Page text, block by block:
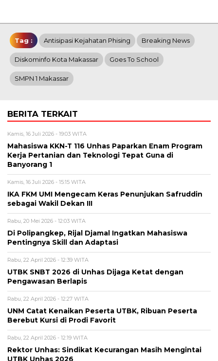
Tag : Antisipasi Kejahatan Phising Breaking News
Diskominfo Kota Makassar Goes To School
SMPN 1 Makassar
BERITA TERKAIT
Kamis, 16 Juli 2026 - 19:03 WITA
Mahasiswa KKN-T 116 Unhas Paparkan Enam Program
Kerja Pertanian dan Teknologi Tepat Guna di
Banyorang 1
Kamis, 16 Juli 2026 - 15:15 WITA
IKA FKM UMI Mengecam Keras Penunjukan Safruddin
sebagai Wakil Dekan III
Rabu, 20 Mei 2026 - 12:03 WITA
Di Polipangkep, Rijal Djamal Ingatkan Mahasiswa
Pentingnya Skill dan Adaptasi
Rabu, 22 April 2026 - 12:39 WITA
UTBK SNBT 2026 di Unhas Dijaga Ketat dengan
Pengawasan Berlapis
Rabu, 22 April 2026 - 12:27 WITA
UNM Catat Kenaikan Peserta UTBK, Ribuan Peserta
Berebut Kursi di Prodi Favorit
Rabu, 22 April 2026 - 12:19 WITA
Rektor Unhas: Sindikat Kecurangan Masih Mengintai
UTBK Unhas 2026